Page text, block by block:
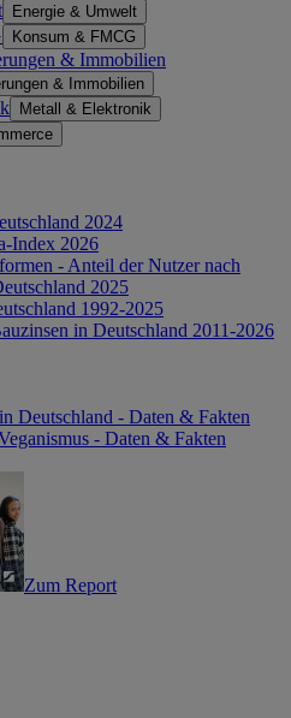
Energie & Umwelt
Konsum & FMCG
& Immobilien
& Immobilien
Metall & Elektronik
2024
Index 2026
- Anteil der Nutzer nach
2025
1992-2025
in Deutschland 2011-2026
Deutschland - Daten & Fakten
- Daten & Fakten
Zum Report